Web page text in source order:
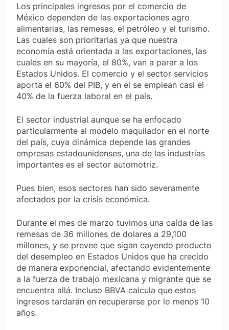
Los principales ingresos por el comercio de
México dependen de las exportaciones agro
alimentarias, las remesas, el petróleo y el turismo.
Las cuales son prioritarias ya que nuestra
economía está orientada a las exportaciones, las
cuales en su mayoría, el 80%, van a parar a los
Estados Unidos. El comercio y el sector servicios
aporta el 60% del PIB, y en el se emplean casi el
40% de la fuerza laboral en el país.
El sector industrial aunque se ha enfocado
particularmente al modelo maquilador en el norte
del país, cuya dinámica depende las grandes
empresas estadounidenses, una de las industrias
importantes es el sector automotriz.
Pues bien, esos sectores han sido severamente
afectados por la crisis económica.
Durante el mes de marzo tuvimos una caída de las
remesas de 36 millones de dolares a 29,100
millones, y se prevee que sigan cayendo producto
del desempleo en Estados Unidos que ha crecido
de manera exponencial, afectando evidentemente
a la fuerza de trabajo mexicana y migrante que se
encuentra allá. Incluso BBVA calcula que estos
ingresos tardarán en recuperarse por lo menos 10
años.